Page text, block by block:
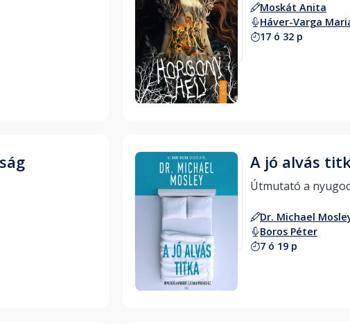
Hallgass bele
Moskát Anita
Háver-Varga
17 ó 32 p
Hallgass bele
A jó alvás
Dr. Michael
Boros Péter
7 ó 19 p